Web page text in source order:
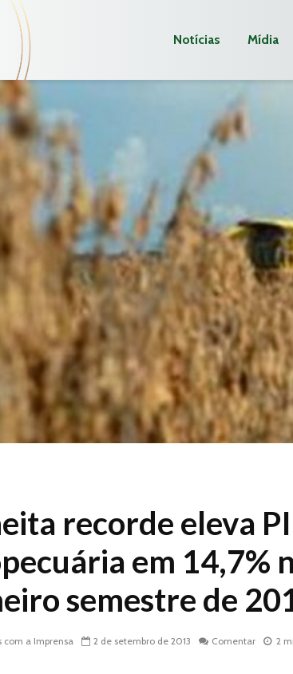
Notícias Mídia
recorde eleva
em 14,7%
semestre de
com a Imprensa 2 de setembro de 2013 Comentar 2